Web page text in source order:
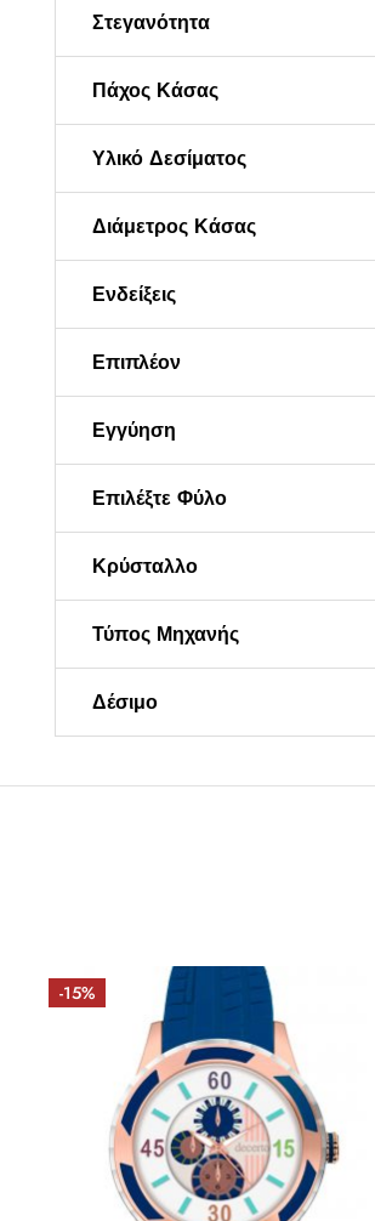
Στεγανότητα
Πάχος Κάσας
Υλικό Δεσίματος
Διάμετρος Κάσας
Ενδείξεις
Επιπλέον
Εγγύηση
Επιλέξτε Φύλο
Κρύσταλλο
Τύπος Μηχανής
Δέσιμο
-15%